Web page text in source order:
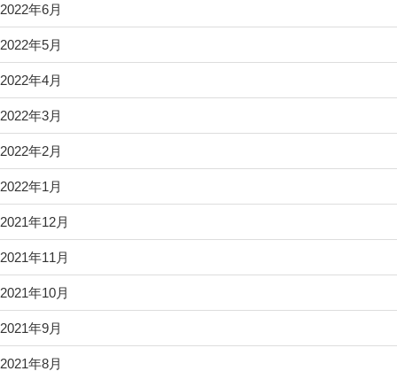
2022年6月
2022年5月
2022年4月
2022年3月
2022年2月
2022年1月
2021年12月
2021年11月
2021年10月
2021年9月
2021年8月